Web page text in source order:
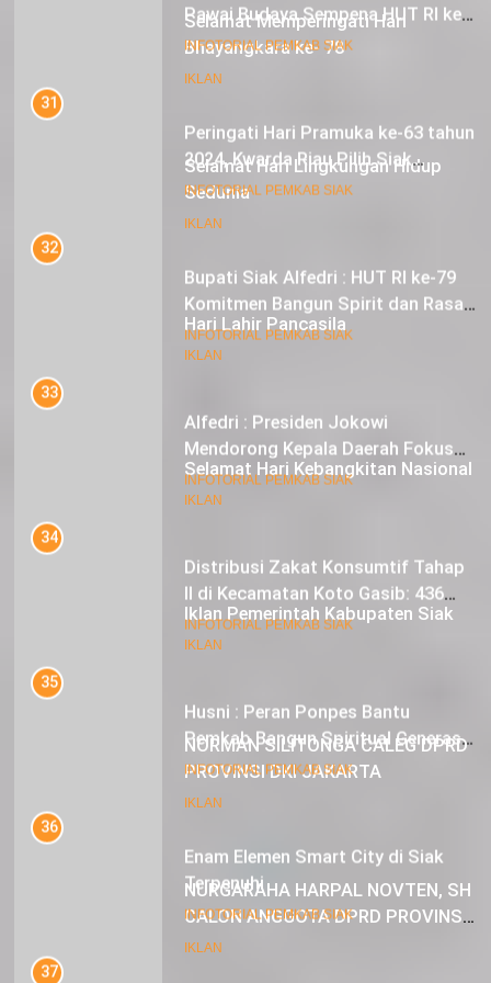
Selamat Memperingati Hari
Bhayangkara ke- 78
IKLAN
Selamat Hari Lingkungan Hidup
Sedunia
IKLAN
Hari Lahir Pancasila
IKLAN
Selamat Hari Kebangkitan Nasional
IKLAN
Iklan Pemerintah Kabupaten Siak
IKLAN
NORMAN SILITONGA CALEG DPRD
PROVINSI DKI JAKARTA
IKLAN
NURGARAHA HARPAL NOVTEN, SH
CALON ANGGOTA DPRD PROVINSI
DKI JAKARTA
IKLAN
Peringati Hari Pramuka ke-63 tahun
Sebagai Tuan Rumah
INFOTORIAL PEMKAB SIAK
Bupati Siak Alfedri : HUT RI ke-79
Nasionalisme
INFOTORIAL PEMKAB SIAK
pada Inflasi dan Pilkada Serentak
INFOTORIAL PEMKAB SIAK
Mustahik Terima Bantuan
INFOTORIAL PEMKAB SIAK
Muda
INFOTORIAL PEMKAB SIAK
Enam Elemen Smart City di Siak
INFOTORIAL PEMKAB SIAK
DPRD Siak Sahkan Perda Laporan